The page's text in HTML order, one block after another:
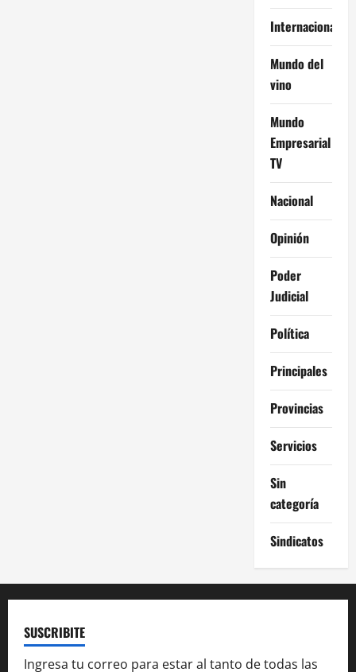
Internacional
Mundo del
vino
Mundo
Empresarial
TV
Nacional
Opinión
Poder
Judicial
Política
Principales
Provincias
Servicios
Sin
categoría
Sindicatos
SUSCRIBITE
Ingresa tu correo para estar al tanto de todas las